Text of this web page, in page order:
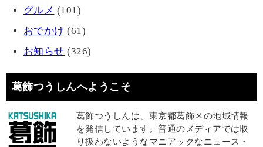
グルメ (101)
おでかけ (61)
お知らせ (326)
葛飾つうしんへようこそ
葛飾つうしんは、東京都葛飾区の地域情報
を発信しています。普通のメディアでは取
り扱わないようなマニアックなニュース・